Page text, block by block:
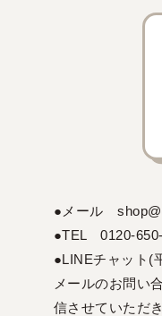
●メール
●TEL 0120-
●LINEチャット(
メールのお問い
信させていただ